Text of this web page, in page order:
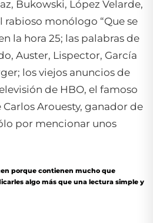
Bukowski, López Velarde,
rabioso monólogo “Que se
la hora 25; las palabras de
Auster, Lispector, García
los viejos anuncios de
de HBO, el famoso
Arouesty, ganador de
por mencionar unos
porque contienen mucho que
algo más que una lectura simple y